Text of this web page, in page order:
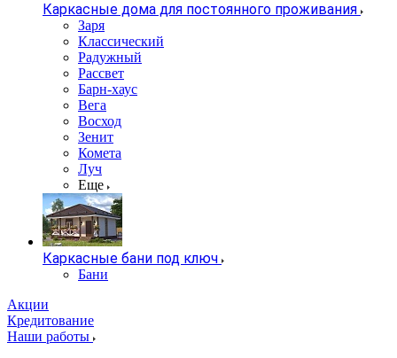
Каркасные дома для постоянного проживания
Заря
Классический
Радужный
Рассвет
Барн-хаус
Вега
Восход
Зенит
Комета
Луч
Еще
Каркасные бани под ключ
Бани
Акции
Кредитование
Наши работы